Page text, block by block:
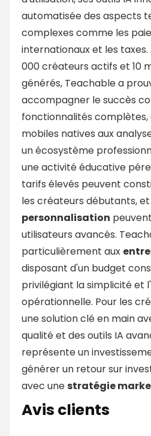
automatisée des aspects
complexes comme les
internationaux et les taxes.
000 créateurs actifs et 10
générés, Teachable a
accompagner le succès
fonctionnalités complètes,
mobiles natives aux
un écosystème
une activité éducative
tarifs élevés peuvent
les créateurs débutants,
personnalisation
utilisateurs avancés.
particulièrement aux
disposant d'un budget
privilégiant la simplicité et
opérationnelle. Pour les
une solution clé en main
qualité et des outils IA
représente un
générer un retour sur
avec unestratégie
Avis clients